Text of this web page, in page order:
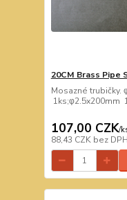
20CM Brass Pipe
Mosazné trubičky.
1ks;φ2.5x200mm
107,00 CZK/
88,43 CZK bez DPH